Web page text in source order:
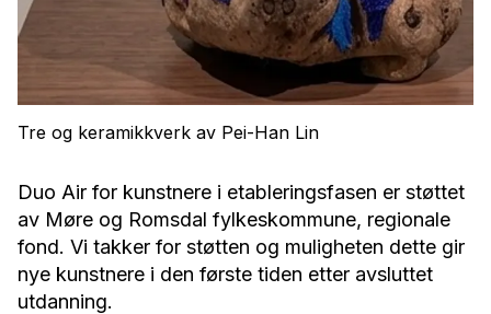
Tre og keramikkverk av Pei-Han Lin
Duo Air for kunstnere i etableringsfasen er støttet
av Møre og Romsdal fylkeskommune, regionale
fond. Vi takker for støtten og muligheten dette gir
nye kunstnere i den første tiden etter avsluttet
utdanning.